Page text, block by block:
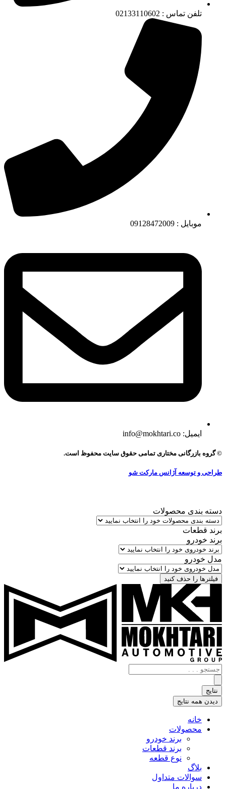
تلفن تماس : 02133110602
موبایل : 09128472009
ایمیل: info@mokhtari.co
© گروه بازرگانی مختاری تمامی حقوق سایت محفوظ است.
طراحی و توسعه آژانس مارکت شو
دسته بندی محصولات
برند قطعات
برند خودرو
مدل خودرو
فیلترها را حذف کنید
جستجو
.
.
.
نتایج
دیدن همه نتایج
خانه
محصولات
برند خودرو
برند قطعات
نوع قطعه
بلاگ
سوالات متداول
درباره ما